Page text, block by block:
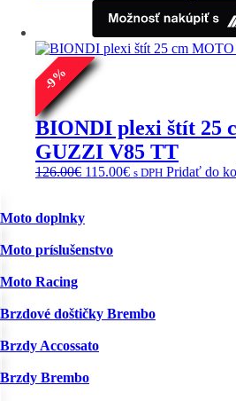
356.00€
through
504.00€
-
9
%
BIONDI plexi štít 25
GUZZI V85 TT
126.00€ Pôvodná
126.00€.
115.00€Aktuálna
s DPH Pridať do
Moto doplnky
Moto príslušenstvo
Moto Racing
Brzdové doštičky Brembo
Brzdy Accossato
Brzdy Brembo